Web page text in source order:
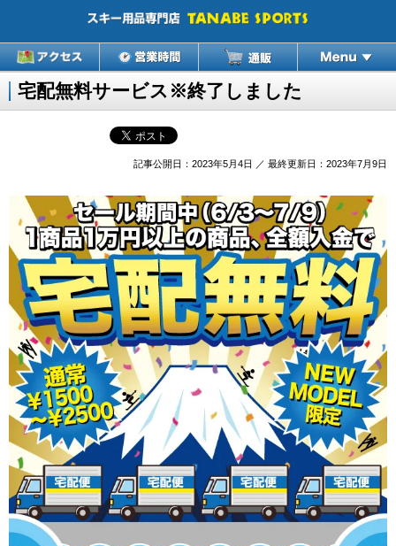
宅配無料サービス※終了しました
記事公開日：2023年5月4日 ／ 最終更新日：2023年7月9日